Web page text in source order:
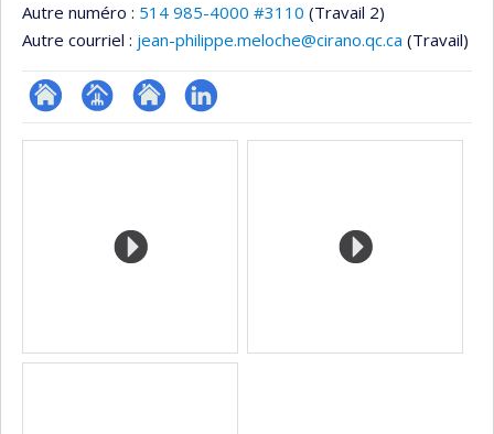
Autre numéro : 514 985-4000 #3110 (Travail 2)
Autre courriel : jean-philippe.meloche@cirano.qc.ca (Travail)
ResearchGate
Page Site
de
recherche
LinkedIn
Médias